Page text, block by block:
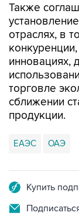
Также
отраслях, в
инновациях,
торговле
сближении
продукции.
ЕАЭС ОАЭ
Купить